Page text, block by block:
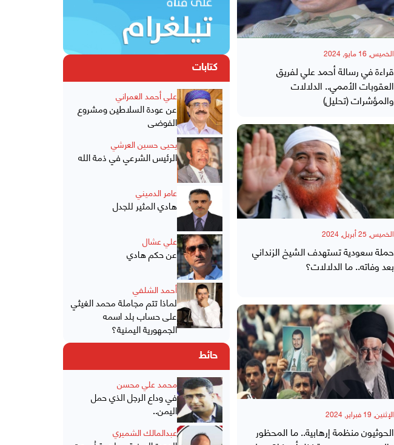
الخميس, 16 مايو, 2024
قراءة في رسالة أحمد علي لفريق
العقوبات الأممي.. الدلالات
والمؤشرات (تحليل)
الخميس, 25 أبريل, 2024
حملة سعودية تستهدف الشيخ الزنداني
بعد وفاته.. ما الدلالات؟
الإثنين, 19 فبراير, 2024
الحوثيون منظمة إرهابية.. ما المحظور
كتابات
علي أحمد العمراني
عن عودة السلاطين ومشروع
الفوضى
يحيى حسين العرشي
الرئيس الشرعي في ذمة الله
عامر الدميني
هادي المثير للجدل
علي عشال
عن حكم هادي
أحمد الشلفي
لماذا تتم مجاملة محمد الغيثي
على حساب بلد اسمه
الجمهورية اليمنية؟
حائط
محمد علي محسن
في وداع الرجل الذي حمل
اليمن..
عبدالمالك الشميري